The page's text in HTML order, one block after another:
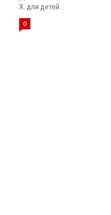
Х. для детей...
0